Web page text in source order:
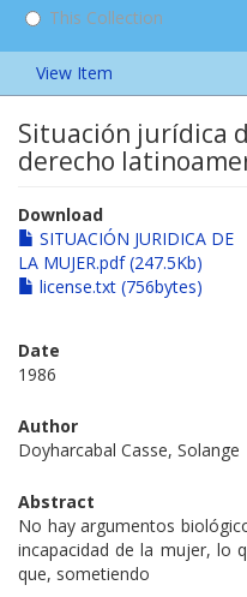
This Collection
View Item
Situación jurídica
derecho
Download
SITUACIÓN JURIDICA DE
LA MUJER.pdf (247.5Kb)
license.txt (756bytes)
Date
1986
Author
Doyharcabal Casse, Solange
Abstract
No hay argumentos
incapacidad de la mujer, lo
que, sometiendo